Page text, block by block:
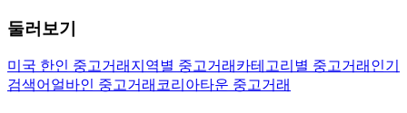
둘러보기
미국 한인 중고거래 지역별 중고거래 카테고리별 중고거래 인기
검색어 얼바인 중고거래 코리아타운 중고거래